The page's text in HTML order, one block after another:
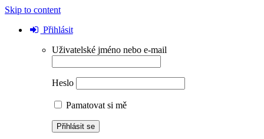
Skip to content
Přihlásit
Uživatelské jméno nebo e-mail
Heslo
Pamatovat si mě